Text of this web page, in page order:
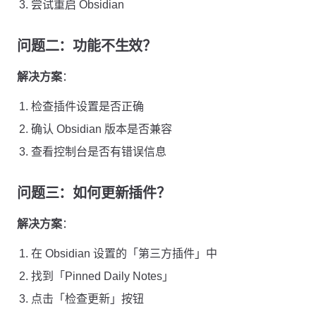
尝试重启 Obsidian
问题二：功能不生效？
解决方案：
检查插件设置是否正确
确认 Obsidian 版本是否兼容
查看控制台是否有错误信息
问题三：如何更新插件？
解决方案：
在 Obsidian 设置的「第三方插件」中
找到「Pinned Daily Notes」
点击「检查更新」按钮